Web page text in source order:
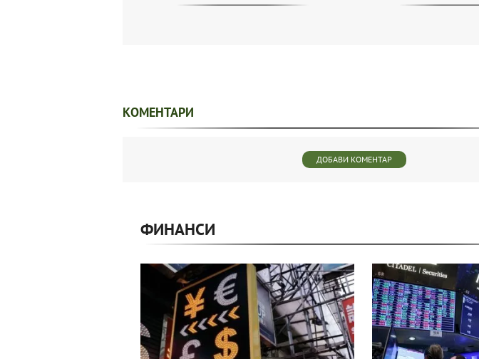
КОМЕНТАРИ
ДОБАВИ КОМЕНТАР
ФИНАНСИ